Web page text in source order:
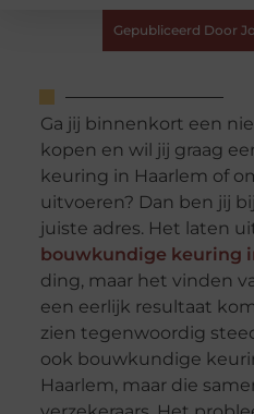
Gepubliceerd Door
Ga jij binnenkort een
kopen en wil jij graag
keuring in Haarlem of
uitvoeren? Dan ben jij
juiste adres. Het laten
bouwkundige keuring
ding, maar het vinden
een eerlijk resultaat
zien tegenwoordig
ook bouwkundige
Haarlem, maar die